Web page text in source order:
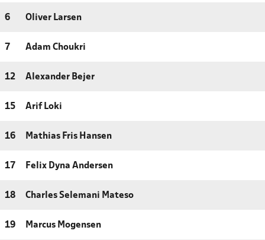
6 Oliver Larsen
7 Adam Choukri
12 Alexander Bejer
15 Arif Loki
16 Mathias Fris Hansen
17 Felix Dyna Andersen
18 Charles Selemani Mateso
19 Marcus Mogensen